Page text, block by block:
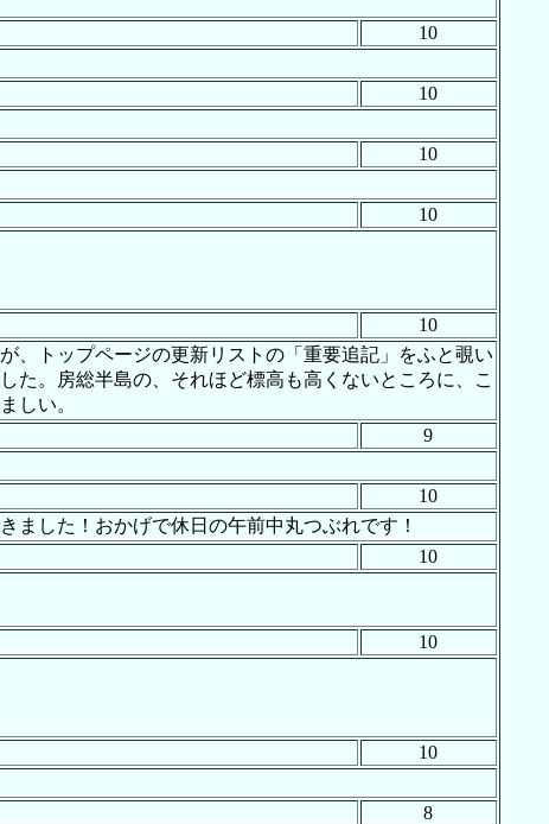
10
10
10
10
10
トップページの更新リストの「重要追記」をふと覗い
た。房総半島の、それほど標高も高くないところに、こ
しい。
9
10
ました！おかげで休日の午前中丸つぶれです！
10
10
10
8